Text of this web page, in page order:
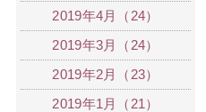
2019年4月（24）
2019年3月（24）
2019年2月（23）
2019年1月（21）